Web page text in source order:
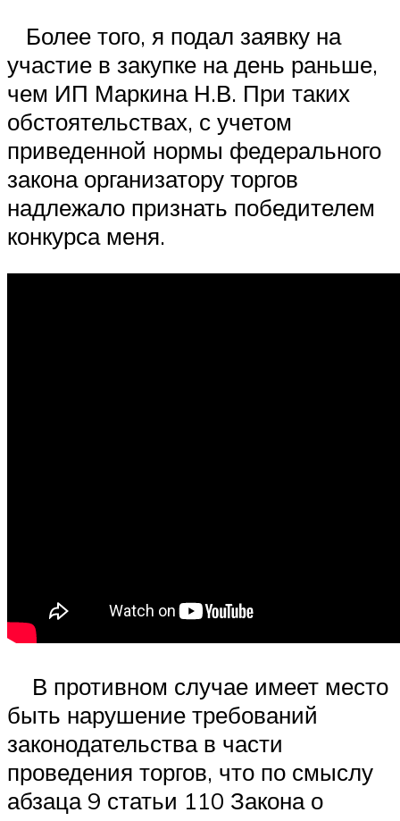
Более того, я подал заявку на
участие в закупке на день раньше,
чем ИП Маркина Н.В. При таких
обстоятельствах, с учетом
приведенной нормы федерального
закона организатору торгов
надлежало признать победителем
конкурса меня.
В противном случае имеет место
быть нарушение требований
законодательства в части
проведения торгов, что по смыслу
абзаца 9 статьи 110 Закона о